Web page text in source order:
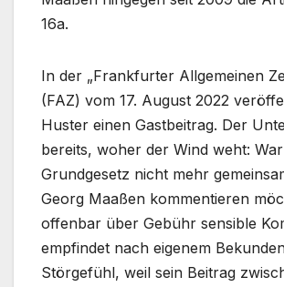
16a.
In der „Frankfurter Allgemeinen
(FAZ) vom 17. August 2022
Huster einen Gastbeitrag. Der
bereits, woher der Wind weht:
Grundgesetz nicht mehr
Georg Maaßen kommentieren
offenbar über Gebühr sensible
empfindet nach eigenem
Störgefühl, weil sein Beitrag